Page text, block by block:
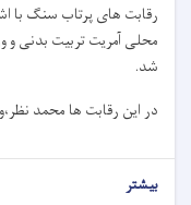
محلی آمریت تربیت بدنی و
شد.
در این رقابت ها محمد
بیشتر